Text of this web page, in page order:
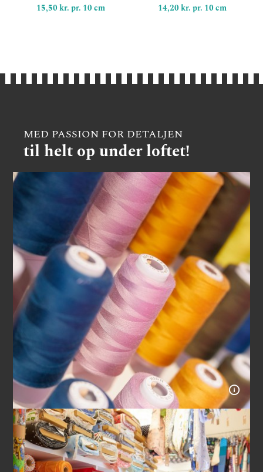
15,50 kr. pr. 10 cm 14,20 kr. pr. 10 cm
MED PASSION FOR DETALJEN
til helt op under loftet!